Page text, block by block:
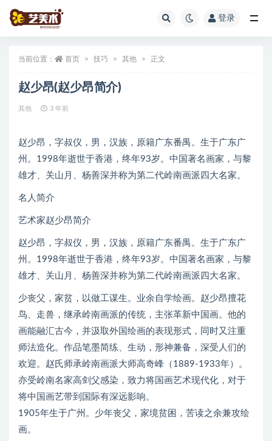
登录
当前位置： 首页 技巧 其他 正文
赵少昂(赵少昂简介)
其他 3 年前
赵少昂，字叔仪，男，汉族，原籍广东番禺。生于广东广
州。1998年逝世于香港，终年93岁。中国著名画家，与黎
雄才、关山月、杨善深并称为第二代岭南画派四大名家。
名人简介
艺术家赵少昂简介
赵少昂，字叔仪，男，汉族，原籍广东番禺。生于广东广
州。1998年逝世于香港，终年93岁。中国著名画家，与黎
雄才、关山月、杨善深并称为第二代岭南画派四大名家。
少丧父，家贫，以做工谋生。业余自学绘画。赵少昂擅花
鸟、走兽，继承岭南画派的传统，主张革新中国画。他的
画能融汇古今，并汲取外国绘画的表现形式，同时又注重
师法造化。作品笔墨简练、生动，形神兼备，深受人们的
欢迎。赵氏师承岭南画派大师高奇峰（1889-1933年）。
亦受岭南名家高剑父感染，致力将国画艺术现代化，对于
将中国画艺带到国际有深远影响。
1905年生于广州。少年丧父，家境贫困，苦读之余兼攻绘
画。